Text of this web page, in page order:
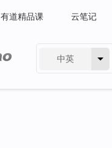
有道精品课 云笔记
中英